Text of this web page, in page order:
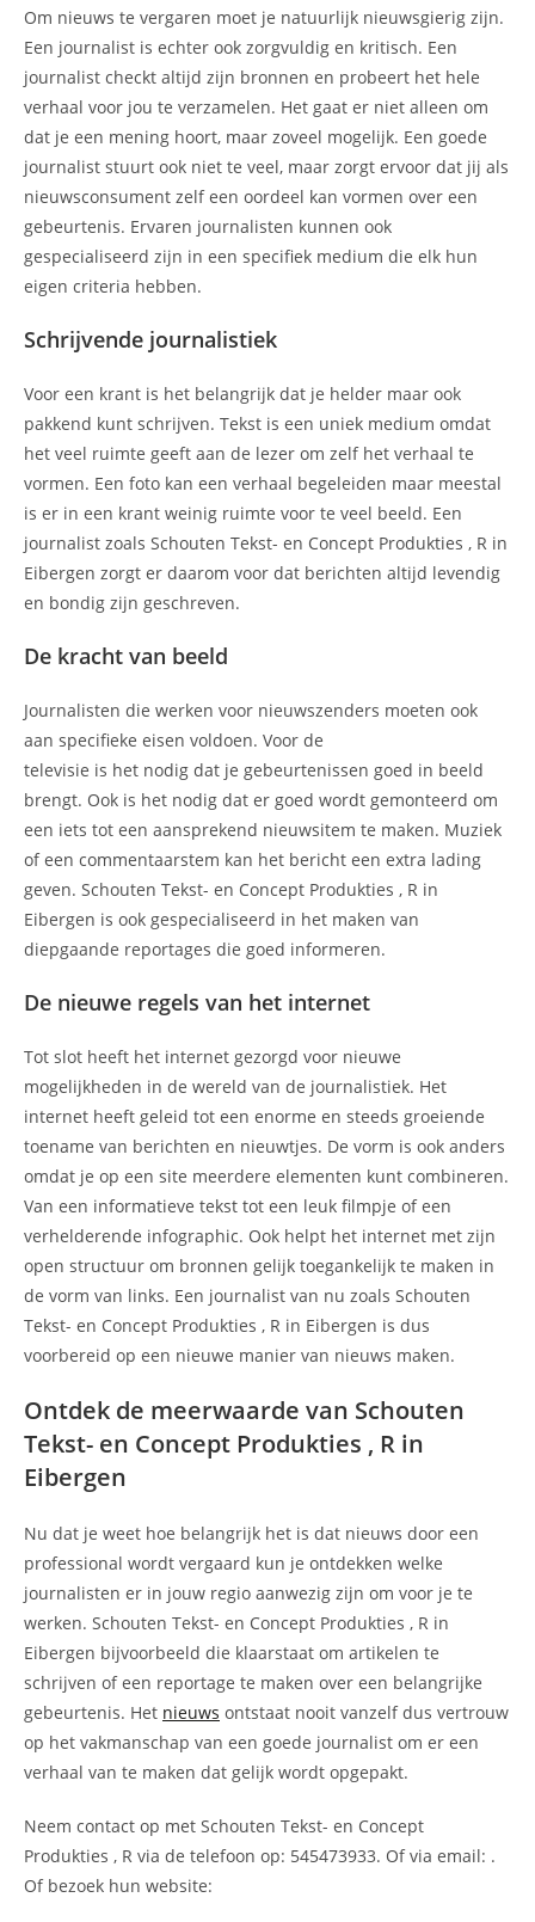
Om nieuws te vergaren moet je natuurlijk nieuwsgierig zijn.
Een journalist is echter ook zorgvuldig en kritisch. Een
journalist checkt altijd zijn bronnen en probeert het hele
verhaal voor jou te verzamelen. Het gaat er niet alleen om
dat je een mening hoort, maar zoveel mogelijk. Een goede
journalist stuurt ook niet te veel, maar zorgt ervoor dat jij als
nieuwsconsument zelf een oordeel kan vormen over een
gebeurtenis. Ervaren journalisten kunnen ook
gespecialiseerd zijn in een specifiek medium die elk hun
eigen criteria hebben.
Schrijvende journalistiek
Voor een krant is het belangrijk dat je helder maar ook
pakkend kunt schrijven. Tekst is een uniek medium omdat
het veel ruimte geeft aan de lezer om zelf het verhaal te
vormen. Een foto kan een verhaal begeleiden maar meestal
is er in een krant weinig ruimte voor te veel beeld. Een
journalist zoals Schouten Tekst- en Concept Produkties , R in
Eibergen zorgt er daarom voor dat berichten altijd levendig
en bondig zijn geschreven.
De kracht van beeld
Journalisten die werken voor nieuwszenders moeten ook
aan specifieke eisen voldoen. Voor de
televisie is het nodig dat je gebeurtenissen goed in beeld
brengt. Ook is het nodig dat er goed wordt gemonteerd om
een iets tot een aansprekend nieuwsitem te maken. Muziek
of een commentaarstem kan het bericht een extra lading
geven. Schouten Tekst- en Concept Produkties , R in
Eibergen is ook gespecialiseerd in het maken van
diepgaande reportages die goed informeren.
De nieuwe regels van het internet
Tot slot heeft het internet gezorgd voor nieuwe
mogelijkheden in de wereld van de journalistiek. Het
internet heeft geleid tot een enorme en steeds groeiende
toename van berichten en nieuwtjes. De vorm is ook anders
omdat je op een site meerdere elementen kunt combineren.
Van een informatieve tekst tot een leuk filmpje of een
verhelderende infographic. Ook helpt het internet met zijn
open structuur om bronnen gelijk toegankelijk te maken in
de vorm van links. Een journalist van nu zoals Schouten
Tekst- en Concept Produkties , R in Eibergen is dus
voorbereid op een nieuwe manier van nieuws maken.
Ontdek de meerwaarde van Schouten
Tekst- en Concept Produkties , R in
Eibergen
Nu dat je weet hoe belangrijk het is dat nieuws door een
professional wordt vergaard kun je ontdekken welke
journalisten er in jouw regio aanwezig zijn om voor je te
werken. Schouten Tekst- en Concept Produkties , R in
Eibergen bijvoorbeeld die klaarstaat om artikelen te
schrijven of een reportage te maken over een belangrijke
gebeurtenis. Het nieuws ontstaat nooit vanzelf dus vertrouw
op het vakmanschap van een goede journalist om er een
verhaal van te maken dat gelijk wordt opgepakt.
Neem contact op met Schouten Tekst- en Concept
Produkties , R via de telefoon op: 545473933. Of via email: .
Of bezoek hun website: